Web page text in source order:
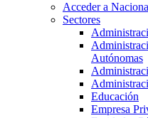
Acceder a
Sectores
Autónomas
Educación
Empresa